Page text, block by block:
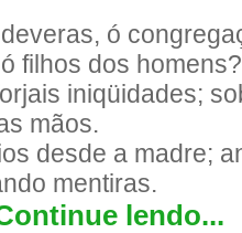
ó
filhos dos homens?
iniqüidades;
mãos.
desde a madre;
mentiras.
lendo...